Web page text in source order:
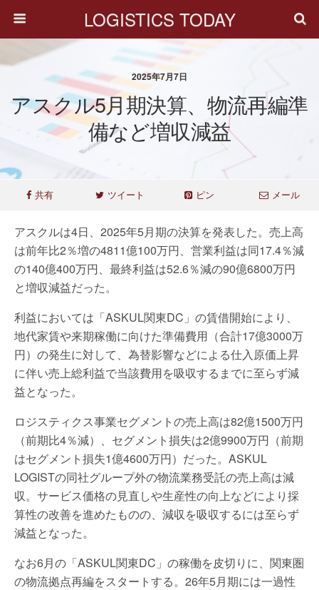
LOGISTICS TODAY
2025年7月7日
アスクル5月期決算、物流再編準
備など増収減益
共有 ツイート ピン メール
アスクルは4日、2025年5月期の決算を発表した。売上高
は前年比2％増の4811億100万円、営業利益は同17.4％減
の140億400万円、最終利益は52.6％減の90億6800万円
と増収減益だった。
利益においては「ASKUL関東DC」の賃借開始により、
地代家賃や来期稼働に向けた準備費用（合計17億3000万
円）の発生に対して、為替影響などによる仕入原価上昇
に伴い売上総利益で当該費用を吸収するまでに至らず減
益となった。
ロジスティクス事業セグメントの売上高は82億1500万円
（前期比4％減）、セグメント損失は2億9900万円（前期
はセグメント損失1億4600万円）だった。ASKUL
LOGISTの同社グループ外の物流業務受託の売上高は減
収。サービス価格の見直しや生産性の向上などにより採
算性の改善を進めたものの、減収を吸収するには至らず
減益となった。
なお6月の「ASKUL関東DC」の稼働を皮切りに、関東圏
の物流拠点再編をスタートする。26年5月期には一過性